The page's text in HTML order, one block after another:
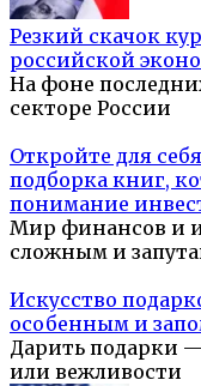
Резкий скачок
российской
На фоне
секторе России
Откройте для
подборка книг,
понимание
Мир финансов и
сложным и
Искусство
особенным и
Дарить подарки
или вежливости